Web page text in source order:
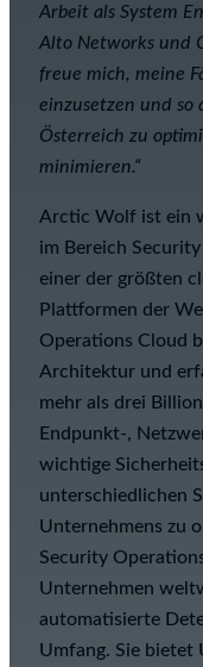
Arbeit als System
Alto Networks und
freue mich, meine
einzusetzen und so
Österreich zu
minimieren.“
Arctic Wolf ist ein
im Bereich
einer der größten
Plattformen der
Operations Cloud
Architektur und
mehr als drei
Endpunkt-,
wichtige
unterschiedlichen
Unternehmens zu
Security
Unternehmen
automatisierte
Umfang. Sie bietet